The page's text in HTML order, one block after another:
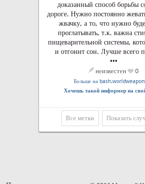
доказанный способ борьбы
дороге. Нужно постоянно
жвачку, а то, что нужно
проглатывать, т.к. важна
пищеварительной системы,
и отгонит сон. Лучше всего
•••
неизвестен 0
Больше на
Хочешь такой информер на
Все метки Показать